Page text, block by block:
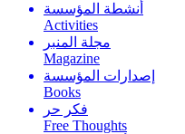
أنشطة المؤسسة
Activities
مجلة المنبر
Magazine
إصدارات المؤسسة
Books
فكر حر
Free Thoughts